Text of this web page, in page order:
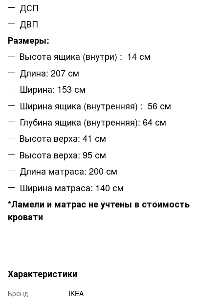
ДСП
ДВП
Размеры:
Высота ящика (внутри) : 14 см
Длина: 207 см
Ширина: 153 см
Ширина ящика (внутренняя) : 56 см
Глубина ящика (внутренняя): 64 см
Высота верха: 41 см
Высота верха: 95 см
Длина матраса: 200 см
Ширина матраса: 140 см
*Ламели и матрас не учтены в стоимость
кровати
Характеристики
Бренд IKEA